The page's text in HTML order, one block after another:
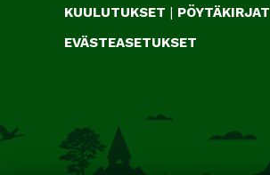
KUULUTUKSET | PÖYTÄKIRJAT
EVÄSTEASETUKSET